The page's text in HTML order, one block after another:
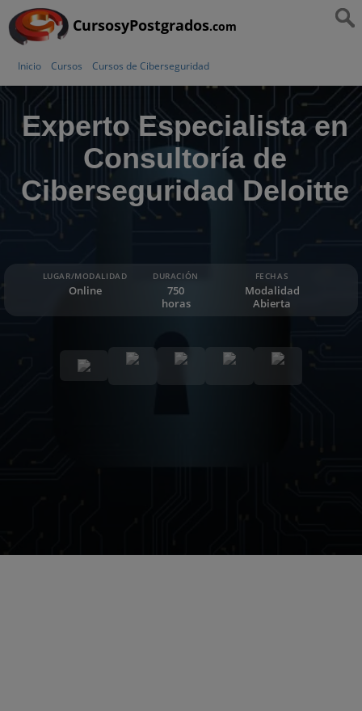
CursosyPostgrados.com
Inicio Cursos Cursos de Ciberseguridad
Experto Especialista en
Consultoría de
Ciberseguridad Deloitte
LUGAR/MODALIDAD
Online
DURACIÓN
750
horas
FECHAS
Modalidad
Abierta